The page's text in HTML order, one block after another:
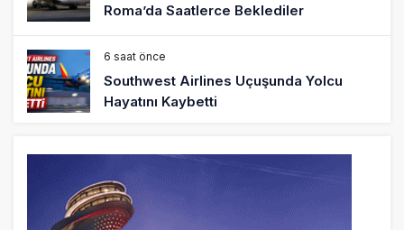
Roma’da Saatlerce Beklediler
6 saat önce
Southwest Airlines Uçuşunda Yolcu
Hayatını Kaybetti
Rio de Janeiro’da Helikopter Düştü: 4
Kişi Öldü